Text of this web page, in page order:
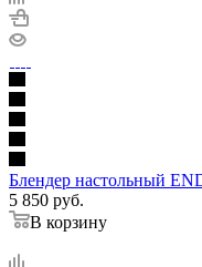
Блендер настольный
5 850 руб.
В корзину